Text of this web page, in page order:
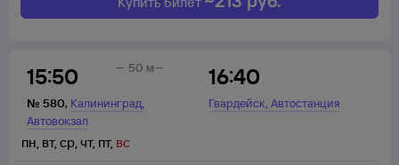
15:50
№ 580, Калининград,
Автовокзал
16:40
Гвардейск,Автостанция
50 м
пн, вт,ср, чт, пт, вс